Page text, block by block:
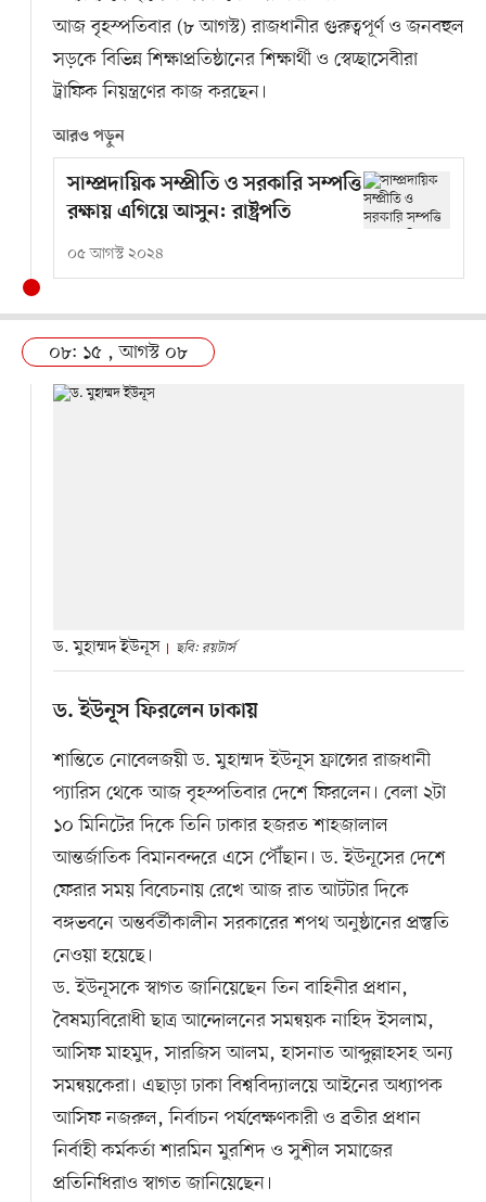
আজ বৃহস্পতিবার (৮ আগস্ট) রাজধানীর গুরুত্বপূর্ণ ও জনবহুল
সড়কে বিভিন্ন শিক্ষাপ্রতিষ্ঠানের শিক্ষার্থী ও স্বেচ্ছাসেবীরা
ট্রাফিক নিয়ন্ত্রণের কাজ করছেন।
আরও পড়ুন
সাম্প্রদায়িক সম্প্রীতি ও সরকারি সম্পত্তি
রক্ষায় এগিয়ে আসুন: রাষ্ট্রপতি
০৫ আগস্ট ২০২৪
০৮: ১৫ , আগস্ট ০৮
ড. মুহাম্মদ ইউনূস ছবি: রয়টার্স
ড. ইউনূস ফিরলেন ঢাকায়
শান্তিতে নোবেলজয়ী ড. মুহাম্মদ ইউনূস ফ্রান্সের রাজধানী
প্যারিস থেকে আজ বৃহস্পতিবার দেশে ফিরলেন। বেলা ২টা
১০ মিনিটের দিকে তিনি ঢাকার হজরত শাহজালাল
আন্তর্জাতিক বিমানবন্দরে এসে পৌঁছান। ড. ইউনূসের দেশে
ফেরার সময় বিবেচনায় রেখে আজ রাত আটটার দিকে
বঙ্গভবনে অন্তর্বর্তীকালীন সরকারের শপথ অনুষ্ঠানের প্রস্তুতি
নেওয়া হয়েছে।
ড. ইউনূসকে স্বাগত জানিয়েছেন তিন বাহিনীর প্রধান,
বৈষম্যবিরোধী ছাত্র আন্দোলনের সমন্বয়ক নাহিদ ইসলাম,
আসিফ মাহমুদ, সারজিস আলম, হাসনাত আব্দুল্লাহসহ অন্য
সমন্বয়কেরা। এছাড়া ঢাকা বিশ্ববিদ্যালয়ে আইনের অধ্যাপক
আসিফ নজরুল, নির্বাচন পর্যবেক্ষণকারী ও ব্রতীর প্রধান
নির্বাহী কর্মকর্তা শারমিন মুরশিদ ও সুশীল সমাজের
প্রতিনিধিরাও স্বাগত জানিয়েছেন।